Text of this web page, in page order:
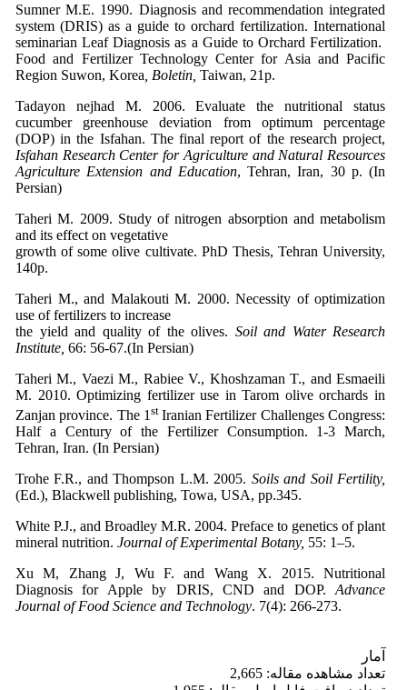
Sumner M.E. 1990. Diagnosis and recommendation integrated
system (DRIS) as a guide to orchard fertilization. International
seminarian Leaf Diagnosis as a Guide to Orchard Fertilization.
Food and Fertilizer Technology Center for Asia and Pacific
Region Suwon, Korea , Boletin, Taiwan, 21p.
Tadayon nejhad M. 2006. Evaluate the nutritional status
cucumber greenhouse deviation from optimum percentage
(DOP) in the Isfahan. The final report of the research project,
Isfahan Research Center for Agriculture and Natural Resources
Agriculture Extension and Education, Tehran, Iran, 30 p. (In
Persian)
Taheri M. 2009. Study of nitrogen absorption and metabolism
and its effect on vegetative
growth of some olive cultivate. PhD Thesis, Tehran University,
140p.
Taheri M., and Malakouti M. 2000. Necessity of optimization
use of fertilizers to increase
the yield and quality of the olives. Soil and Water Research
Institute, 66: 56-67.(In Persian)
Taheri M., Vaezi M., Rabiee V., Khoshzaman T., and Esmaeili
M. 2010. Optimizing fertilizer use in Tarom olive orchards in
Zanjan province. The 1 stIranian Fertilizer Challenges Congress:
Half a Century of the Fertilizer Consumption. 1-3 March,
Tehran, Iran. (In Persian)
Trohe F.R., and Thompson L.M. 2005. Soils and Soil Fertility,
(Ed.), Blackwell publishing, Towa, USA, pp.345.
White P.J., and Broadley M.R. 2004. Preface to genetics of plant
mineral nutrition. Journal of Experimental Botany, 55: 1–5.
Xu M, Zhang J, Wu F. and Wang X. 2015. Nutritional
Diagnosis for Apple by DRIS, CND and DOP. Advance
Journal of Food Science and Technology. 7(4): 266-273.
آمار
تعداد مشاهده مقاله: 2,665